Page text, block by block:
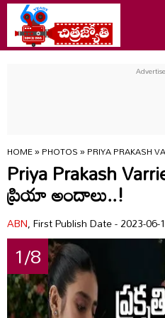
HOME»PHOTOS»PRIYA PRAKASH
Priya Prakash
ప్రియా అందాలు..!
ABN, First Publish Date - 2023-
1/8